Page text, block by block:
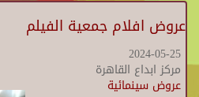
عروض افلام جمعية الفيلم
2024-05-25
مركز ابداع القاهرة
عروض سينمائية